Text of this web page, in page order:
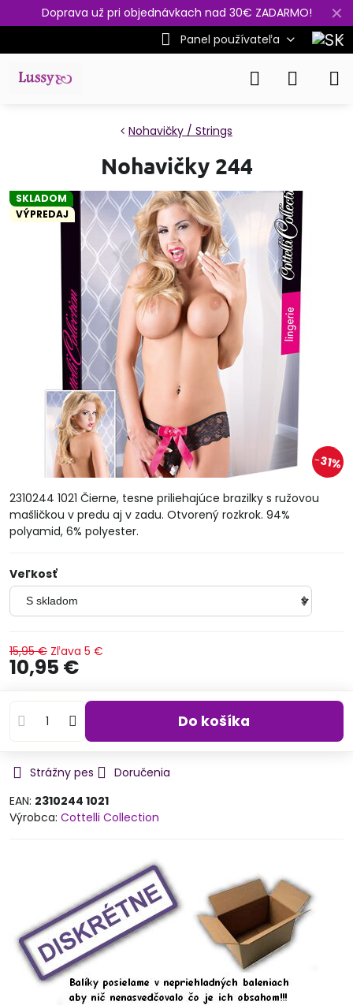
✕
Doprava už pri objednávkach nad 30€ ZADARMO!
Panel používateľa
SKLADOM
VÝPREDAJ
31%
Nohavičky / Strings
Nohavičky 244
2310244 1021 Čierne, tesne priliehajúce brazilky s ružovou
mašličkou v predu aj v zadu. Otvorený rozkrok. 94%
polyamid, 6% polyester.
Veľkosť
15,95 € Zľava 5 €
10,95 €
Do košíka
Strážny pes
Doručenia
EAN: 2310244 1021
Výrobca: Cottelli Collection